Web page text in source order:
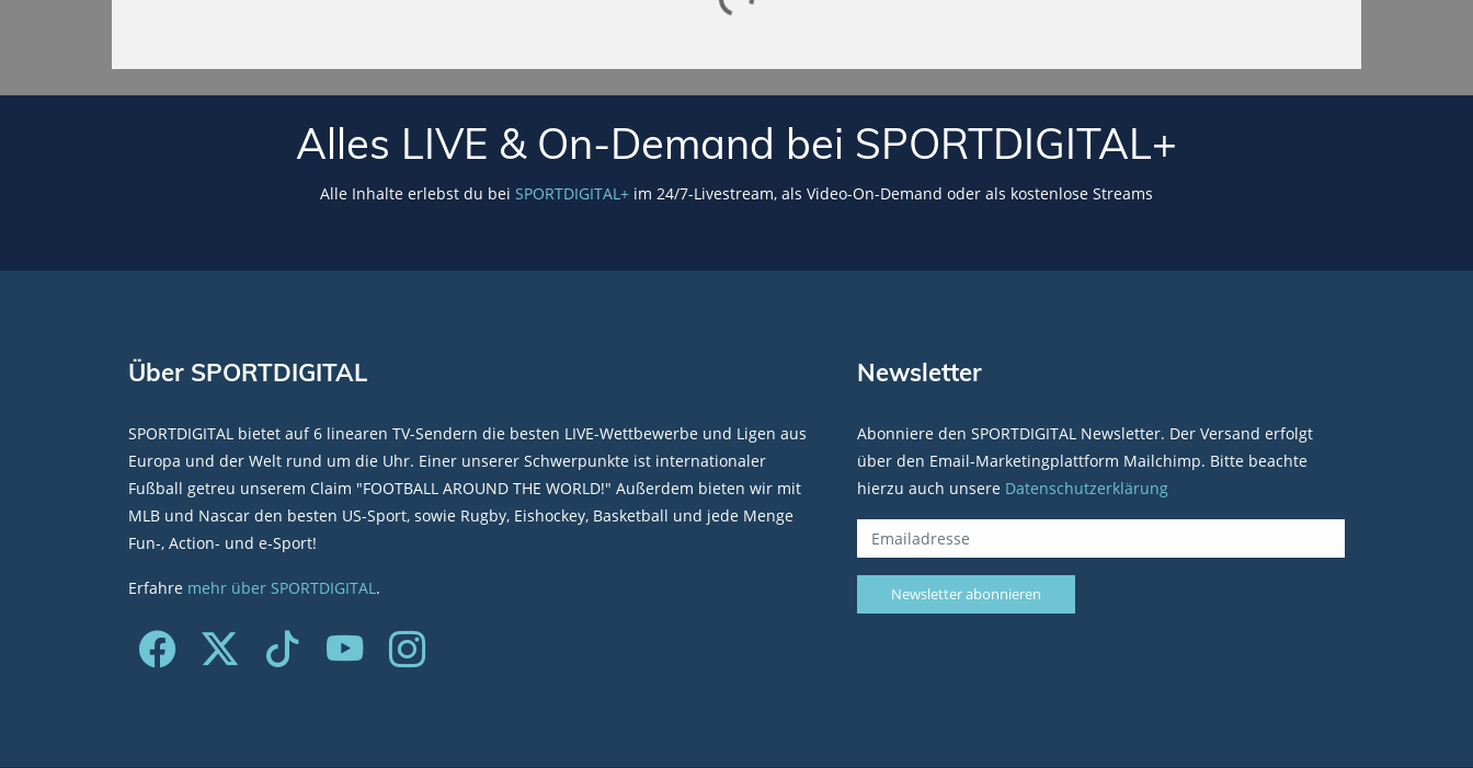
Alles LIVE & On-Demand bei SPORTDIGITAL+
Alle Inhalte erlebst du bei SPORTDIGITAL+ im 24/7-Livestream, als Video-On-Demand oder als kostenlose Streams
Über SPORTDIGITAL
SPORTDIGITAL bietet auf 6 linearen TV-Sendern die besten LIVE-Wettbewerbe und Ligen aus
Europa und der Welt rund um die Uhr. Einer unserer Schwerpunkte ist internationaler
Fußball getreu unserem Claim "FOOTBALL AROUND THE WORLD!" Außerdem bieten wir mit
MLB und Nascar den besten US-Sport, sowie Rugby, Eishockey, Basketball und jede Menge
Fun-, Action- und e-Sport!
Erfahre mehr über SPORTDIGITAL.
Newsletter
Abonniere den SPORTDIGITAL Newsletter. Der Versand erfolgt
über den Email-Marketingplattform Mailchimp. Bitte beachte
hierzu auch unsere Datenschutzerklärung